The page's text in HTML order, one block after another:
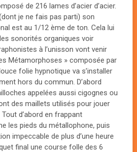
de 216 lames d’acier d’acier.
je ne fais pas parti) son
est au 1/12 ème de ton. Cela lui
sonorités organiques voir
à l’unisson vont venir
Métamorphoses » composée par
folie hypnotique va s’installer
hors du commun. D’abord
appelées aussi cigognes ou
des maillets utilisés pour jouer
d’abord en frappant
les pieds du métallophone, puis
impeccable de plus d’une heure
final une course folle des 6